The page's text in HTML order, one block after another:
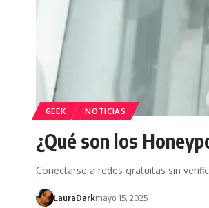
GEEK NOTICIAS
¿Qué son los
Conectarse a redes gratuitas sin
LauraDarkmayo 15, 2025